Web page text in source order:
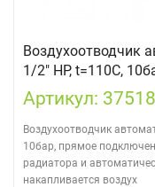
Воздухоотводчик
1/2" НР, t=110C,
Артикул: 37518
Воздухоотводчик
10бар, прямое
радиатора и
накапливается воздух